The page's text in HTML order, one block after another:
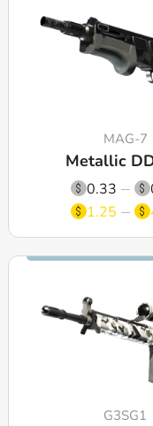
MAG-7
Metallic
0.33
1.25
G3SG1